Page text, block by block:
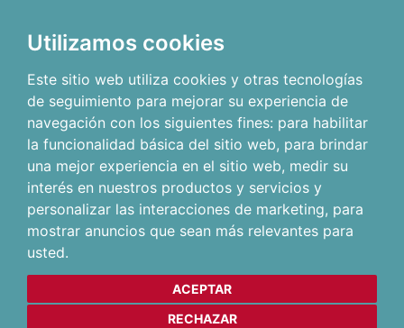
Utilizamos cookies
Este sitio web utiliza cookies y otras tecnologías
de seguimiento para mejorar su experiencia de
navegación con los siguientes fines: para habilitar
la funcionalidad básica del sitio web, para brindar
una mejor experiencia en el sitio web, medir su
interés en nuestros productos y servicios y
personalizar las interacciones de marketing, para
mostrar anuncios que sean más relevantes para
usted.
ACEPTAR
RECHAZAR